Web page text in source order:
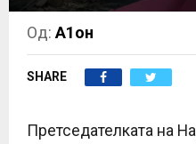
M
E
N
Од:А1он
SHARE
Претседателката на